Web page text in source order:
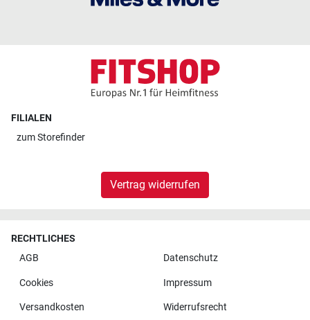
FILIALEN
zumStorefinder
Vertrag widerrufen
RECHTLICHES
AGB
Datenschutz
Cookies Impressum
Versandkosten Widerrufsrecht